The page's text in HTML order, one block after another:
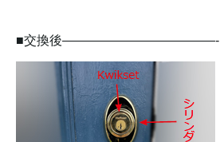
■交換後————————————-